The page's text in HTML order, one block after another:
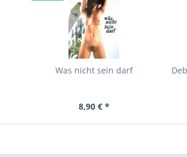
Was nicht sein darf
8,90 € *